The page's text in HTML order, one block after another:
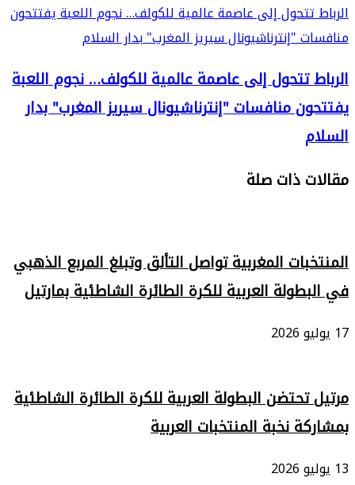
الرباط تتحول إلى عاصمة عالمية للكولف… نجوم اللعبة يفتتحون
منافسات "إنترناشيونال سيريز المغرب" بدار السلام
الرباط تتحول إلى عاصمة عالمية للكولف… نجوم اللعبة
يفتتحون منافسات "إنترناشيونال سيريز المغرب" بدار
السلام
مقالات ذات صلة
المنتخبات المغربية تواصل التألق وتبلغ المربع الذهبي
في البطولة العربية للكرة الطائرة الشاطئية بمارتيل
17 يوليو 2026
مرتيل تحتضن البطولة العربية للكرة الطائرة الشاطئية
بمشاركة نخبة المنتخبات العربية
13 يوليو 2026